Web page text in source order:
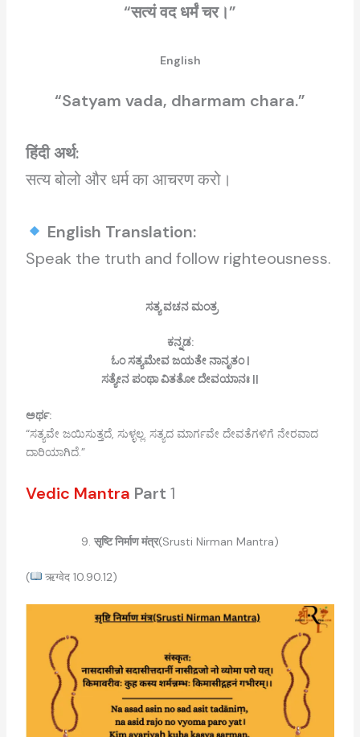
“सत्यं वद धर्मं चर।”
English
“Satyam vada, dharmam chara.”
हिंदी अर्थ:
सत्य बोलो और धर्म का आचरण करो।
English Translation:
Speak the truth and follow righteousness.
ಸತ್ಯ ವಚನ ಮಂತ್ರ
ಕನ್ನಡ:
ಓಂ ಸತ್ಯಮೇವ ಜಯತೇ ನಾನೃತಂ |
ಸತ್ಯೇನ ಪಂಥಾ ವಿತತೋ ದೇವಯಾನಃ ||
ಅರ್ಥ:
“ಸತ್ಯವೇ ಜಯಿಸುತ್ತದೆ, ಸುಳ್ಳಲ್ಲ. ಸತ್ಯದ ಮಾರ್ಗವೇ ದೇವತೆಗಳಿಗೆ ನೇರವಾದ
ದಾರಿಯಾಗಿದೆ.”
Vedic Mantra Part 1
9. सृष्टि निर्माण मंत्र(Srusti Nirman Mantra)
( ऋग्वेद 10.90.12)